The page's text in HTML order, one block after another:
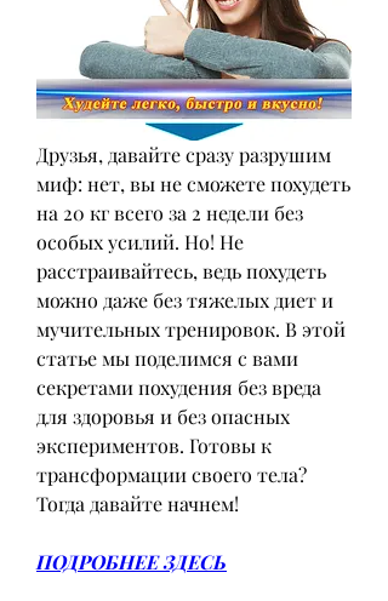
Друзья, давайте сразу разрушим
миф: нет, вы не сможете похудеть
на 20 кг всего за 2 недели без
особых усилий. Но! Не
расстраивайтесь, ведь похудеть
можно даже без тяжелых диет и
мучительных тренировок. В этой
статье мы поделимся с вами
секретами похудения без вреда
для здоровья и без опасных
экспериментов. Готовы к
трансформации своего тела?
Тогда давайте начнем!
ПОДРОБНЕЕ ЗДЕСЬ